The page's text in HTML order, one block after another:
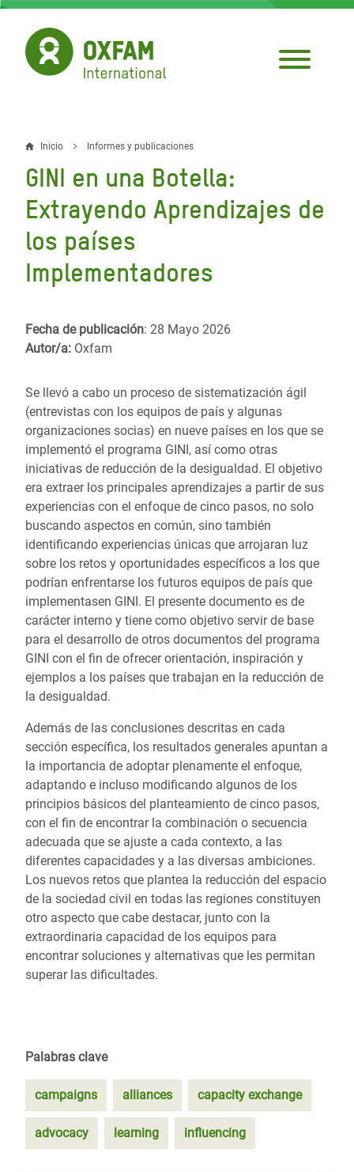
Pasar
contenido
principal
Sobrescribir
enlaces
de
ayuda
a
navegación
Inicio Informes y publicaciones
GINI en una Botella:
Extrayendo Aprendizajes de
los países
Implementadores
Fecha de publicación: 28 Mayo 2026
Autor/a: Oxfam
Se llevó a cabo un proceso de sistematización ágil
(entrevistas con los equipos de país y algunas
organizaciones socias) en nueve países en los que se
implementó el programa GINI, así como otras
iniciativas de reducción de la desigualdad. El objetivo
era extraer los principales aprendizajes a partir de sus
experiencias con el enfoque de cinco pasos, no solo
buscando aspectos en común, sino también
identificando experiencias únicas que arrojaran luz
sobre los retos y oportunidades específicos a los que
podrían enfrentarse los futuros equipos de país que
implementasen GINI. El presente documento es de
carácter interno y tiene como objetivo servir de base
para el desarrollo de otros documentos del programa
GINI con el fin de ofrecer orientación, inspiración y
ejemplos a los países que trabajan en la reducción de
la desigualdad.
Además de las conclusiones descritas en cada
sección específica, los resultados generales apuntan a
la importancia de adoptar plenamente el enfoque,
adaptando e incluso modificando algunos de los
principios básicos del planteamiento de cinco pasos,
con el fin de encontrar la combinación o secuencia
adecuada que se ajuste a cada contexto, a las
diferentes capacidades y a las diversas ambiciones.
Los nuevos retos que plantea la reducción del espacio
de la sociedad civil en todas las regiones constituyen
otro aspecto que cabe destacar, junto con la
extraordinaria capacidad de los equipos para
encontrar soluciones y alternativas que les permitan
superar las dificultades.
Palabras clave
campaigns alliances capacity exchange
advocacy learning influencing